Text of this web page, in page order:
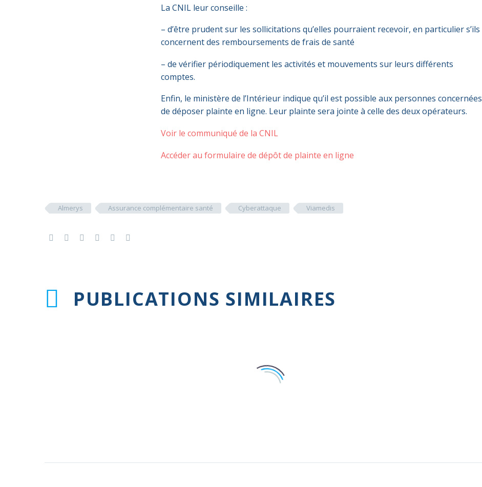
La CNIL leur conseille :
– d’être prudent sur les sollicitations qu’elles pourraient recevoir, en particulier s’ils
concernent des remboursements de frais de santé
– de vérifier périodiquement les activités et mouvements sur leurs différents
comptes.
Enfin, le ministère de l’Intérieur indique qu’il est possible aux personnes concernées
de déposer plainte en ligne. Leur plainte sera jointe à celle des deux opérateurs.
Voir le communiqué de la CNIL
Accéder au formulaire de dépôt de plainte en ligne
Almerys Assurance complémentaire santé Cyberattaque Viamedis
PUBLICATIONS SIMILAIRES